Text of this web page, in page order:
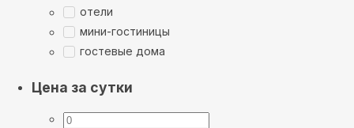
отели
мини-гостиницы
гостевые дома
Цена за сутки